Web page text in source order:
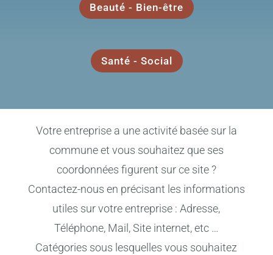
Beauté - Bien-être
Santé - Social
Votre entreprise a une activité basée sur la
commune et vous souhaitez que ses
coordonnées figurent sur ce site ?
Contactez-nous en précisant les informations
utiles sur votre entreprise : Adresse,
Téléphone, Mail, Site internet, etc …
Catégories sous lesquelles vous souhaitez